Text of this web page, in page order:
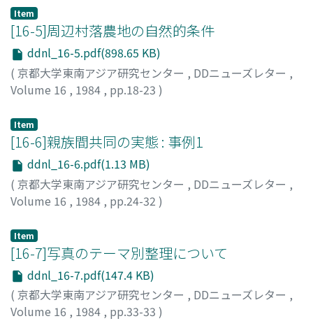
Item
[16-5]周辺村落農地の自然的条件
ddnl_16-5.pdf(898.65 KB)
( 京都大学東南アジア研究センター , DDニューズレター ,
Volume 16 , 1984 , pp.18-23 )
Item
[16-6]親族間共同の実態 : 事例1
ddnl_16-6.pdf(1.13 MB)
( 京都大学東南アジア研究センター , DDニューズレター ,
Volume 16 , 1984 , pp.24-32 )
Item
[16-7]写真のテーマ別整理について
ddnl_16-7.pdf(147.4 KB)
( 京都大学東南アジア研究センター , DDニューズレター ,
Volume 16 , 1984 , pp.33-33 )